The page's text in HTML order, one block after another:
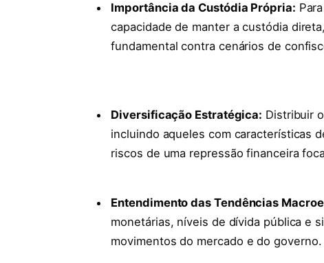
Importância da Custódia Própria:
capacidade de manter a custódia
fundamental contra cenários de
Diversificação Estratégica: Distribuir
incluindo aqueles com características
riscos de uma repressão financeira
Entendimento das Tendências
monetárias, níveis de dívida pública e
movimentos do mercado e do governo.